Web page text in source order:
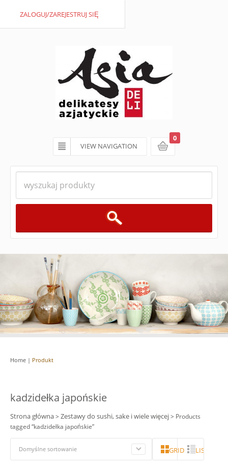
VIEW NAVIGATION
ZALOGUJ/ZAREJESTRUJ SIĘ
koszyk
0
Home | Produkt
kadzidełka japońskie
Strona główna> Zestawy do sushi, sake i wiele więcej> Products
tagged “kadzidełka japońskie”
Domyślne sortowanie GRID LISTA